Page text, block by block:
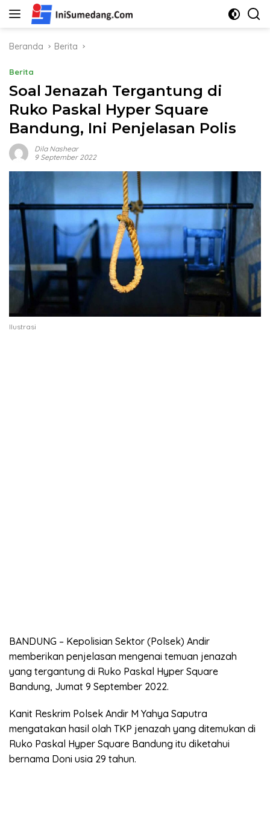
Langsung
Beranda
Berita
Berita
Soal Jenazah Tergantung di
Ruko Paskal Hyper Square
Bandung, Ini Penjelasan Polis
Dila Nashear
9 September 2022
Ilustrasi
BANDUNG – Kepolisian Sektor (Polsek) Andir
memberikan penjelasan mengenai temuan jenazah
yang tergantung di Ruko Paskal Hyper Square
Bandung, Jumat 9 September 2022.
Kanit Reskrim Polsek Andir M Yahya Saputra
mengatakan hasil olah TKP jenazah yang ditemukan di
Ruko Paskal Hyper Square Bandung itu diketahui
bernama Doni usia 29 tahun.